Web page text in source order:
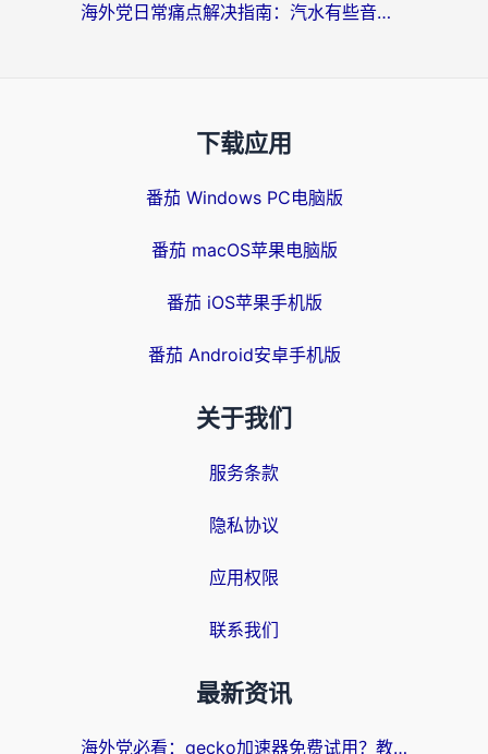
海外党日常痛点解决指南：汽水有些音乐在国外无法播放怎么办？
下载应用
番茄 Windows PC电脑版
番茄 macOS苹果电脑版
番茄 iOS苹果手机版
番茄 Android安卓手机版
关于我们
服务条款
隐私协议
应用权限
联系我们
最新资讯
海外党必看：gecko加速器免费试用？教你选对回国加速器，无缝刷国内剧玩游戏